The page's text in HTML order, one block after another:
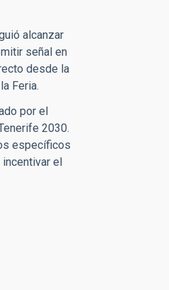
alcanzar
señal en
desde la
Feria.
por el
2030.
específicos
el